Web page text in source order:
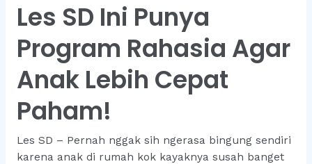
Les SD Ini Punya
Program Rahasia Agar
Anak Lebih Cepat
Paham!
Les SD – Pernah nggak sih ngerasa bingung sendiri
karena anak di rumah kok kayaknya susah banget